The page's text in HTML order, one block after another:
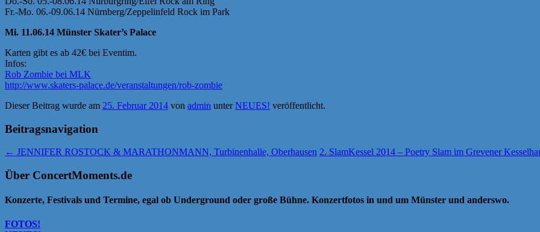
Fr.-Mo. 06.-09.06.14 Nürnberg/Zeppelinfeld Rock im Park
Mi. 11.06.14 Münster Skater’s Palace
Karten gibt es ab 42€ bei Eventim.
Infos:
Rob Zombie bei MLK
http://www.skaters-palace.de/veranstaltungen/rob-zombie
Dieser Beitrag wurde am 25. Februar 2014 von admin unterNEUES! veröffentlicht.
Beitragsnavigation
← JENNIFER ROSTOCK & MARATHONMANN, Turbinenhalle, Oberhausen 2. SlamKessel 2014 – Poetry Slam im Grevener
Über ConcertMoments.de
Konzerte, Festivals und Termine, egal ob Underground oder große Bühne. Konzertfotos in und um Münster und anderswo.
FOTOS!